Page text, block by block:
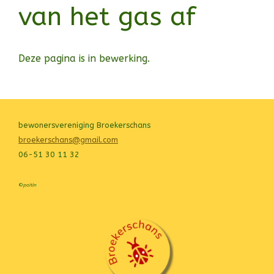
van het gas af
Deze pagina is in bewerking.
bewonersvereniging Broekerschans
broekerschans@gmail.com
06-51 30 11 32
©poitín